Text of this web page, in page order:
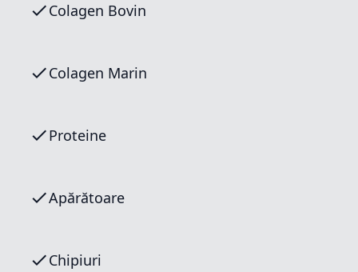
Colagen Bovin
Colagen Marin
Proteine
Apărătoare
Chipiuri